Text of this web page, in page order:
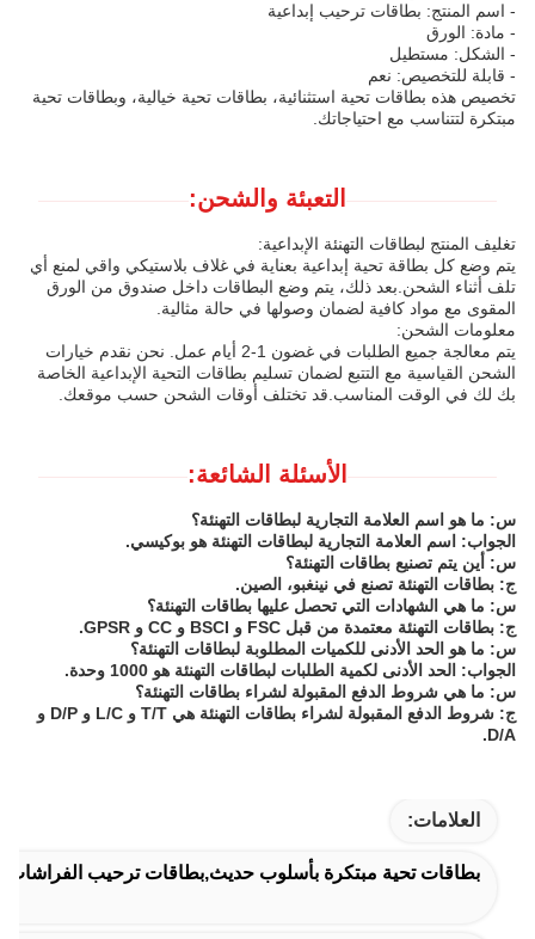
- اسم المنتج: بطاقات ترحيب إبداعية
- مادة: الورق
- الشكل: مستطيل
- قابلة للتخصيص: نعم
تخصيص هذه بطاقات تحية استثنائية، بطاقات تحية خيالية، وبطاقات تحية
مبتكرة لتتناسب مع احتياجاتك.
التعبئة والشحن:
تغليف المنتج لبطاقات التهنئة الإبداعية:
يتم وضع كل بطاقة تحية إبداعية بعناية في غلاف بلاستيكي واقي لمنع أي
تلف أثناء الشحن.بعد ذلك، يتم وضع البطاقات داخل صندوق من الورق
المقوى مع مواد كافية لضمان وصولها في حالة مثالية.
معلومات الشحن:
يتم معالجة جميع الطلبات في غضون 1-2 أيام عمل. نحن نقدم خيارات
الشحن القياسية مع التتبع لضمان تسليم بطاقات التحية الإبداعية الخاصة
بك لك في الوقت المناسب.قد تختلف أوقات الشحن حسب موقعك.
الأسئلة الشائعة:
س: ما هو اسم العلامة التجارية لبطاقات التهنئة؟
الجواب: اسم العلامة التجارية لبطاقات التهنئة هو بوكيسي.
س: أين يتم تصنيع بطاقات التهنئة؟
ج: بطاقات التهنئة تصنع في نينغبو، الصين.
س: ما هي الشهادات التي تحصل عليها بطاقات التهنئة؟
ج: بطاقات التهنئة معتمدة من قبل FSC و BSCI و CC و GPSR.
س: ما هو الحد الأدنى للكميات المطلوبة لبطاقات التهنئة؟
الجواب: الحد الأدنى لكمية الطلبات لبطاقات التهنئة هو 1000 وحدة.
س: ما هي شروط الدفع المقبولة لشراء بطاقات التهنئة؟
ج: شروط الدفع المقبولة لشراء بطاقات التهنئة هي T/T و L/C و D/P و
D/A.
العلامات:
بطاقات تحية مبتكرة بأسلوب حديث,بطاقات ترحيب الفراشات